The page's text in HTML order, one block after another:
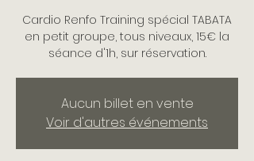
Cardio Renfo Training spécial TABATA
en petit groupe, tous niveaux, 15€ la
séance d'1h, sur réservation.
Aucun billet en vente
Voir d'autres événements